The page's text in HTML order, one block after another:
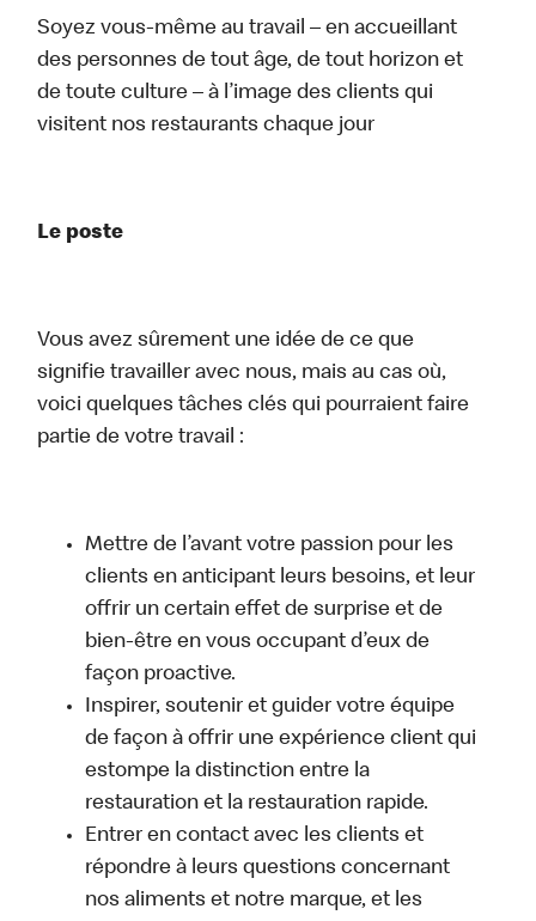
Soyez vous-même au travail – en accueillant
des personnes de tout âge, de tout horizon et
de toute culture – à l’image des clients qui
visitent nos restaurants chaque jour
Le poste
Vous avez sûrement une idée de ce que
signifie travailler avec nous, mais au cas où,
voici quelques tâches clés qui pourraient faire
partie de votre travail :
Mettre de l’avant votre passion pour les
clients en anticipant leurs besoins, et leur
offrir un certain effet de surprise et de
bien-être en vous occupant d’eux de
façon proactive.
Inspirer, soutenir et guider votre équipe
de façon à offrir une expérience client qui
estompe la distinction entre la
restauration et la restauration rapide.
Entrer en contact avec les clients et
répondre à leurs questions concernant
nos aliments et notre marque, et les